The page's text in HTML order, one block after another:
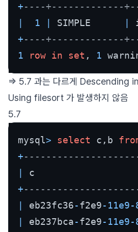
+----+-------------
1 SIMPLE
+----+-------------
1
row in set , 1
=> 5.7 과는 다르게 Descending
Using filesort 가 발생하지 않음
5.7
mysql> select c,b
+
+
eb23fc36-f2e9-11e9-
eb237bca-f2e9-11e9-